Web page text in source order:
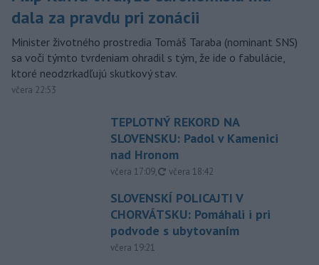
dala za pravdu pri zonácii
Minister životného prostredia Tomáš Taraba (nominant SNS)
sa voči týmto tvrdeniam ohradil s tým, že ide o fabulácie,
ktoré neodzrkadľujú skutkový stav.
včera 22:53
TEPLOTNÝ REKORD NA
SLOVENSKU: Padol v Kamenici
nad Hronom
včera 17:09, aktualizované
včera 18:42
SLOVENSKÍ POLICAJTI V
CHORVÁTSKU: Pomáhali i pri
podvode s ubytovaním
včera 19:21